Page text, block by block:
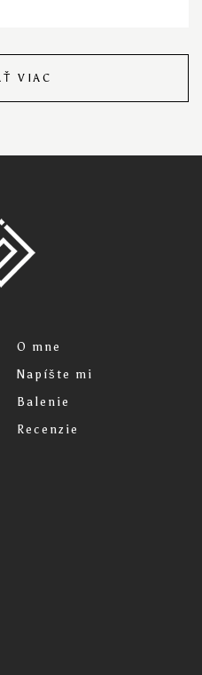
VIAC
O mne
Napíšte mi
Balenie
Recenzie